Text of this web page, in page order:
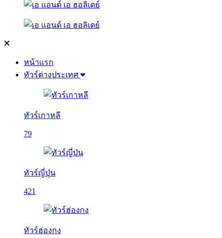
หน้าแรก
ทัวร์ต่างประเทศ
ทัวร์เกาหลี
79
ทัวร์ญี่ปุ่น
421
ทัวร์ฮ่องกง